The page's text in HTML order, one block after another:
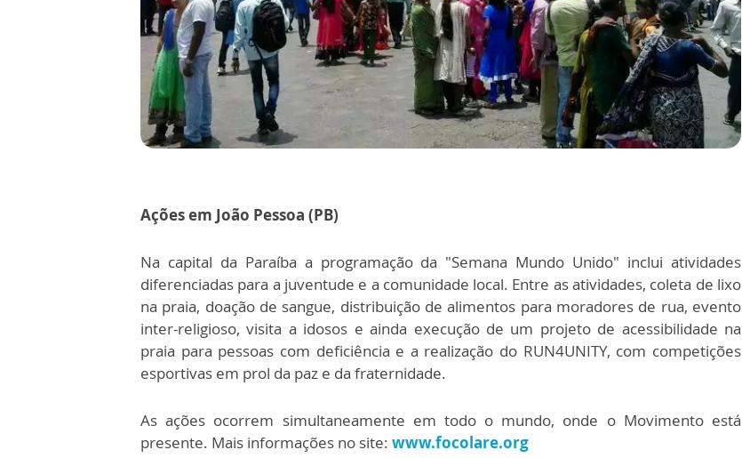
Ações em João Pessoa (PB)
Na capital da Paraíba a programação da "Semana Mundo Unido" inclui atividades
diferenciadas para a juventude e a comunidade local. Entre as atividades, coleta de lixo
na praia, doação de sangue, distribuição de alimentos para moradores de rua, evento
inter-religioso, visita a idosos e ainda execução de um projeto de acessibilidade na
praia para pessoas com deficiência e a realização do RUN4UNITY, com competições
esportivas em prol da paz e da fraternidade.
As ações ocorrem simultaneamente em todo o mundo, onde o Movimento está
presente. Mais informações no site: www.focolare.org